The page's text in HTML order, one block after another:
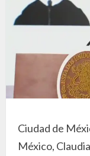
Ciudad de
México,